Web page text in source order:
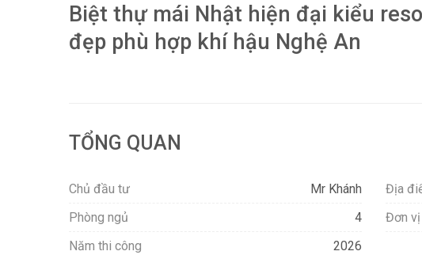
Biệt thự mái Nhật hiện đại kiểu
đẹp phù hợp khí hậu Nghệ An
TỔNG QUAN
Chủ đầu tư Mr Khánh Địa
Phòng ngủ
4 Đơn vị
Năm thi công
2026